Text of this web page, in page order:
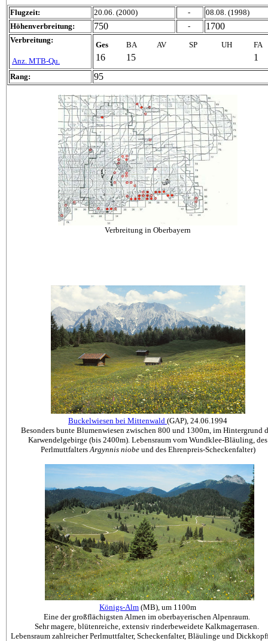
Flugzeit: 20.06. (2000) -
08.08. (1998)
Höhenverbreitung:
750 - 1700
Verbreitung:
Anz. MTB-Qu.
Ges BA AV SP UH FA
16 15 1
Rang: 95
Verbreitung in Oberbayern
Buckelwiesen bei Mittenwald (GAP), 24.06.1994
Besonders bunte Blumenwiesen zwischen 800 und 1300m, im Hintergrund
Karwendelgebirge (bis 2400m). Lebensraum vom Wundklee-Bläuling, des
PerlmuttfaltersArgynnis niobeund des Ehrenpreis-Scheckenfalter)
Königs-Alm (MB), um 1100m
Eine der großflächigsten Almen im oberbayerischen Alpenraum.
Sehr magere, blütenreiche, extensiv rinderbeweidete Kalkmagerrasen.
Lebensraum zahlreicher Perlmuttfalter, Scheckenfalter, Bläulinge und